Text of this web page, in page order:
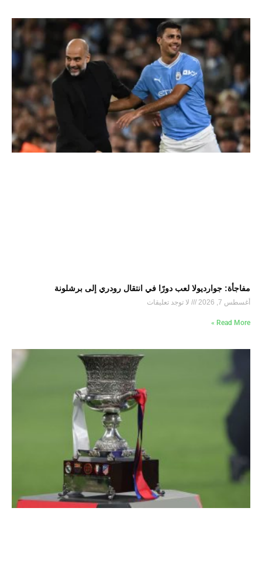
مفاجأة: جوارديولا لعب دورًا في انتقال رودري إلى برشلونة
أغسطس 7, 2026 لا توجد تعليقات
Read More »